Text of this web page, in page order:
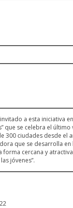
a esta iniciativa
que se celebra el
300 ciudades desde el
que se desarrolla
forma cercana y
jóvenes”.